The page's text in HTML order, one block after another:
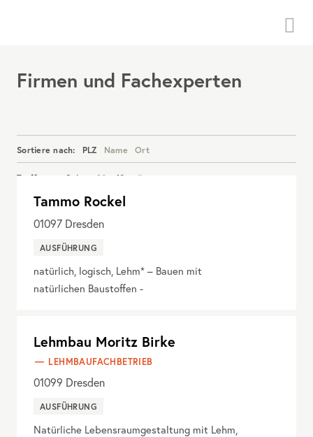
Firmen und Fachexperten
Sortiere nach: PLZ Name Ort
Treffer pro Seite: 20 40 alle
Details anzeigen
Tammo Rockel
01097 Dresden
AUSFÜHRUNG
natürlich, logisch, Lehm* – Bauen mit
natürlichen Baustoffen -
Lehmbau Moritz Birke
LEHMBAUFACHBETRIEB
01099 Dresden
AUSFÜHRUNG
Natürliche Lebensraumgestaltung mit Lehm,